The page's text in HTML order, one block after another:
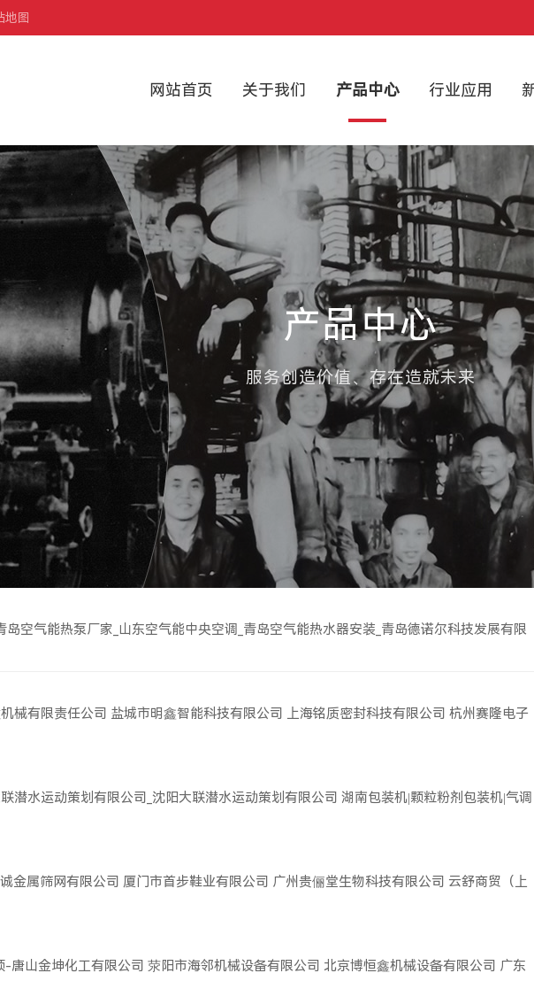
地图
网站首页
关于我们 产品中心 行业应用
产品中心
服务创造价值、存在造就未来
岛空气能热泵厂家_山东空气能中央空调_青岛空气能热水器安装_青岛德诺尔科技发展有限
械有限责任公司 盐城市明鑫智能科技有限公司 上海铭质密封科技有限公司 杭州赛隆电子
潜水运动策划有限公司_沈阳大联潜水运动策划有限公司 湖南包装机|颗粒粉剂包装机|气调
金属筛网有限公司 厦门市首步鞋业有限公司 广州贵俪堂生物科技有限公司 云舒商贸（上
唐山金坤化工有限公司 荥阳市海邻机械设备有限公司 北京博恒鑫机械设备有限公司 广东